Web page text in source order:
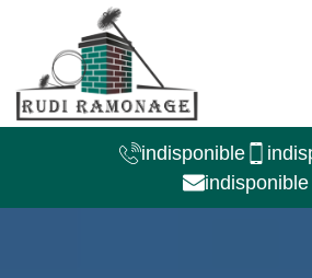
indisponible
indisponible